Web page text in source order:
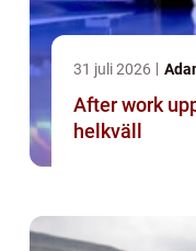
31 juli 2026
After work uppsala från
helkväll